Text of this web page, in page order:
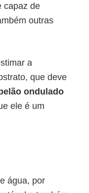
capaz de
outras
a
que deve
ondulado
ele é um
água, por